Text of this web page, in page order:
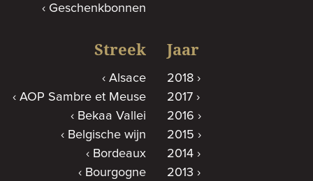
Geschenkbonnen
Streek
Alsace
AOP Sambre et Meuse
Bekaa Vallei
Belgische wijn
Bordeaux
Bourgogne
Jaar
2018
2017
2016
2015
2014
2013